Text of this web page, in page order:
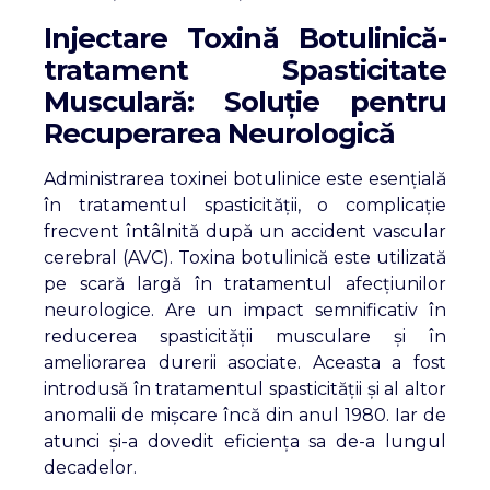
Injectare Toxină Botulinică-
tratament Spasticitate
Musculară: Soluție pentru
Recuperarea Neurologică
Administrarea toxinei botulinice este esențială
în tratamentul spasticității, o complicație
frecvent întâlnită după un accident vascular
cerebral (AVC). Toxina botulinică este utilizată
pe scară largă în tratamentul afecțiunilor
neurologice. Are un impact semnificativ în
reducerea spasticității musculare și în
ameliorarea durerii asociate. Aceasta a fost
introdusă în tratamentul spasticității și al altor
anomalii de mișcare încă din anul 1980. Iar de
atunci și-a dovedit eficiența sa de-a lungul
decadelor.